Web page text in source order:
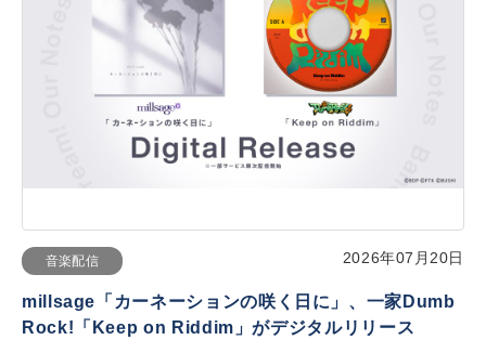
音楽配信 2026年07月20日
millsage「カーネーションの咲く日に」、一家Dumb
Rock!「Keep on Riddim」がデジタルリリース